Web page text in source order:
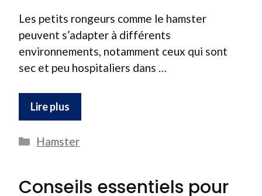
Les petits rongeurs comme le hamster
peuvent s’adapter à différents
environnements, notamment ceux qui sont
sec et peu hospitaliers dans …
Lire plus
Catégories
Hamster
Conseils essentiels pour